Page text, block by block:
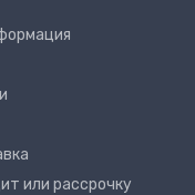
или рассрочку